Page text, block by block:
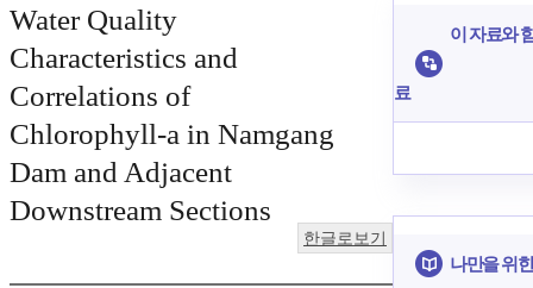
Water Quality
Characteristics and
Correlations of
Chlorophyll-a in Namgang
Dam and Adjacent
Downstream Sections
한글로보기
이 자료와
료
나만을 위